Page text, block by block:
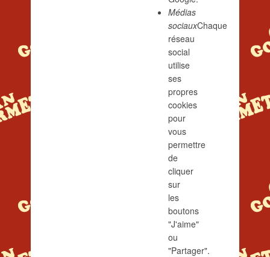
Médias
sociauxChaque
réseau
social
utilise
ses
propres
cookies
pour
vous
permettre
de
cliquer
sur
les
boutons
"J'aime"
ou
"Partager".